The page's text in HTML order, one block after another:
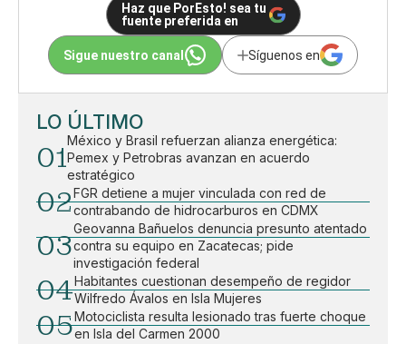
Haz que PorEsto! sea tu
fuente preferida en
Sigue nuestro canal Síguenos en
LO ÚLTIMO
01
México y Brasil refuerzan alianza energética:
Pemex y Petrobras avanzan en acuerdo
estratégico
02FGR detiene a mujer vinculada con red de
contrabando de hidrocarburos en CDMX
03
Geovanna Bañuelos denuncia presunto atentado
contra su equipo en Zacatecas; pide
investigación federal
04Habitantes cuestionan desempeño de regidor
Wilfredo Ávalos en Isla Mujeres
05Motociclista resulta lesionado tras fuerte choque
en Isla del Carmen 2000